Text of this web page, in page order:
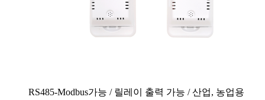
RS485-Modbus가능 / 릴레이 출력 가능 / 산업, 농업용